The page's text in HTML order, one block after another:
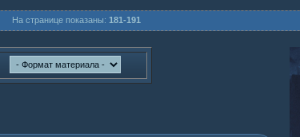
На странице показаны: 181-191